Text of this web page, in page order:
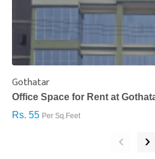
Gothatar
Office Space for Rent at
Rs. 55 Per Sq.Feet
‹ ›